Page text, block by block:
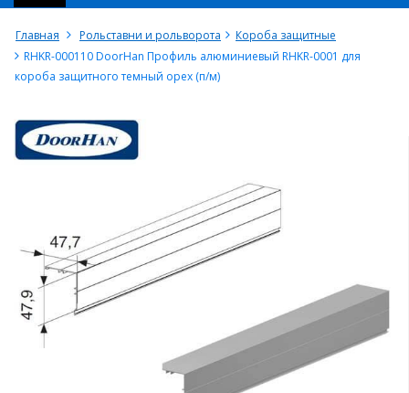
Главная Рольставни и рольворота
Короба защитные
RHKR-000110 DoorHan Профиль алюминиевый RHKR-0001 для
короба защитного темный орех (п/м)